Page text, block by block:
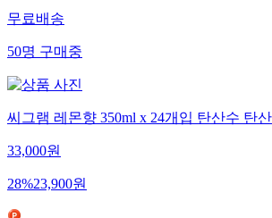
무료배송
50명구매중
씨그램 레몬향 350ml x 24개입 탄산수 탄
33,000원
28%23,900원